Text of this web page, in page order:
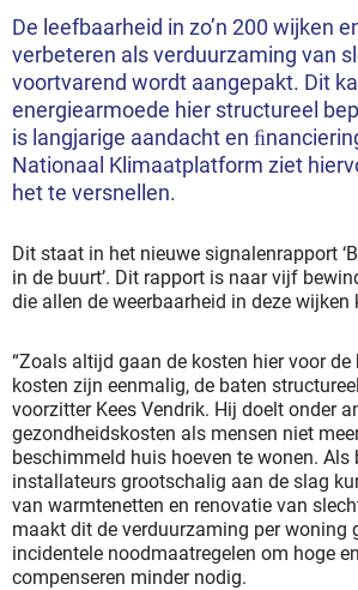
De leefbaarheid in zo’n 200 wijken
verbeteren als verduurzaming van
voortvarend wordt aangepakt. Dit
energiearmoede hier structureel
is langjarige aandacht en
Nationaal Klimaatplatform ziet
het te versnellen.
Dit staat in het nieuwe signalenrapport
in de buurt’. Dit rapport is naar vijf
die allen de weerbaarheid in deze wijken
“Zoals altijd gaan de kosten hier voor
kosten zijn eenmalig, de baten
voorzitter Kees Vendrik. Hij doelt onder
gezondheidskosten als mensen niet
beschimmeld huis hoeven te wonen. Als
installateurs grootschalig aan de slag
van warmtenetten en renovatie van
maakt dit de verduurzaming per woning
incidentele noodmaatregelen om hoge
compenseren minder nodig.